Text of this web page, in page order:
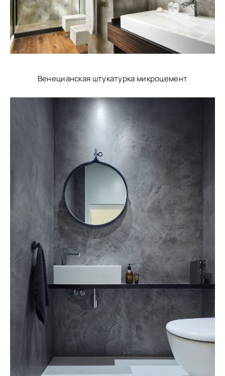
Венецианская штукатурка микроцемент